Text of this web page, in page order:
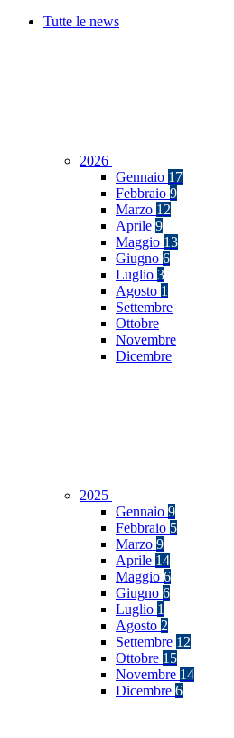
Tutte le news
2026
Gennaio 17
Febbraio 9
Marzo 12
Aprile 9
Maggio 13
Giugno 6
Luglio 3
Agosto 1
Settembre
Ottobre
Novembre
Dicembre
2025
Gennaio 9
Febbraio 5
Marzo 9
Aprile 14
Maggio 6
Giugno 6
Luglio 1
Agosto 2
Settembre 12
Ottobre 15
Novembre 14
Dicembre 6